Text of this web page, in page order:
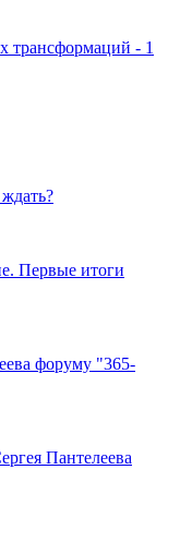
трансформаций - 1
Первые итоги
форуму "365-
Пантелеева